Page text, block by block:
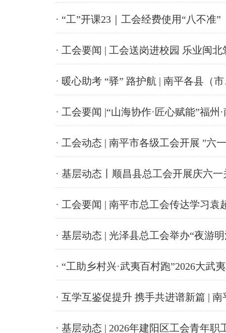
· “工”开课23｜工会经费使用“八不准”
· 工会要闻 | 工会送岗进校园 乐业闽北
· 暖心助考 “驿” 路护航 | 南平各县（
· 工会要闻 |“山海协作·匠心赋能”福
· 工会动态 | 南平市各级工会开展 "六
· 基层动态丨顺昌县总工会开展庆六
· 工会要闻 | 南平市总工会传达学习
· 基层动态 | 光泽县总工会举办“夜游
· “工助乡村兴·武夷百村跑”2026大武
· 互学互鉴促提升 携手共进谱新篇 |
· 基层动态 | 2026年建阳区工会青年